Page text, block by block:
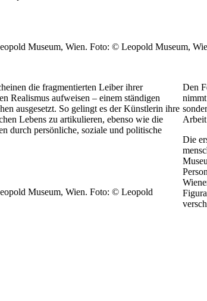
Museum, Wien. Foto: © Leopold Museum,
die fragmentierten Leiber ihrer
Realismus aufweisen – einem ständigen
ausgesetzt. So gelingt es der Künstlerin ihre
Lebens zu artikulieren, ebenso wie die
durch persönliche, soziale und politische
Museum, Wien. Foto: © Leopold
Den
Die